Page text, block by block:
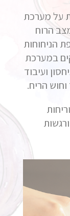
על מערכת
הרוח
הניחוחות
במערכת
ועיבוד
וחוש הריח.